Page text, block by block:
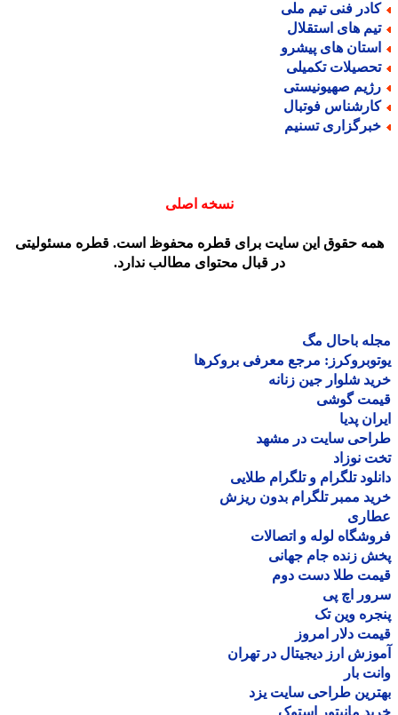
فنی تیم ملی
های استقلال
های پیشرو
تکمیلی
صهیونیستی
فوتبال
تسنیم
نسخه اصلی
حقوق این سایت برای قطره محفوظ است. قطره مسئولیتی
در قبال محتوای مطالب ندارد.
باحال مگ
مرجع معرفی بروکرها
شلوار جین زنانه
گوشی
پدیا
سایت در مشهد
نوزاد
تلگرام و تلگرام طلایی
ممبر تلگرام بدون ریزش
لوله و اتصالات
زنده جام جهانی
طلا دست دوم
اچ پی
وین تک
دلار امروز
ارز دیجیتال در تهران
بار
طراحی سایت یزد